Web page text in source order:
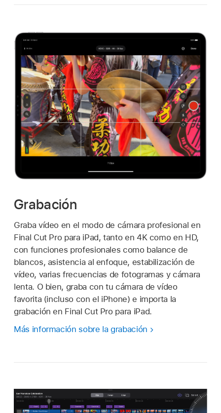
Grabación
Graba vídeo en el modo de cámara profesional en
Final Cut Pro para iPad, tanto en 4K como en HD,
con funciones profesionales como balance de
blancos, asistencia al enfoque, estabilización de
vídeo, varias frecuencias de fotogramas y cámara
lenta. O bien, graba con tu cámara de vídeo
favorita (incluso con el iPhone) e importa la
grabación en Final Cut Pro para iPad.
Más información sobre la grabación